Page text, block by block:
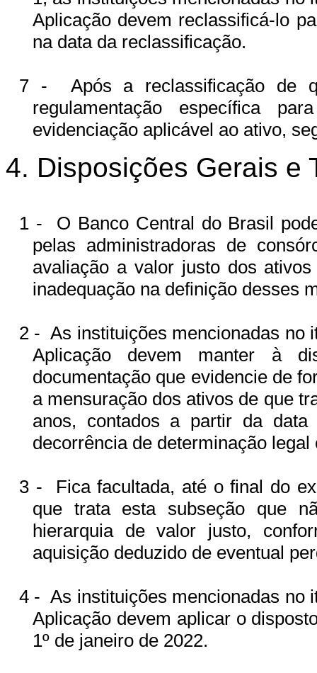
Aplicação devem reclassificá-lo
na data da reclassificação.
7 -
Após a reclassificação de
regulamentação específica
evidenciação aplicável ao ativo,
4. Disposições Gerais e
1 -
O Banco Central do Brasil
pelas administradoras de
avaliação a valor justo dos
inadequação na definição desses
2 - As instituições mencionadas no
Aplicação devem manter à
documentação que evidencie de
a mensuração dos ativos de que
anos, contados a partir da
decorrência de determinação legal
3 -
Fica facultada, até o final do
que trata esta subseção que
hierarquia de valor justo,
aquisição deduzido de eventual
4 - As instituições mencionadas no
Aplicação devem aplicar o
1º de janeiro de 2022.